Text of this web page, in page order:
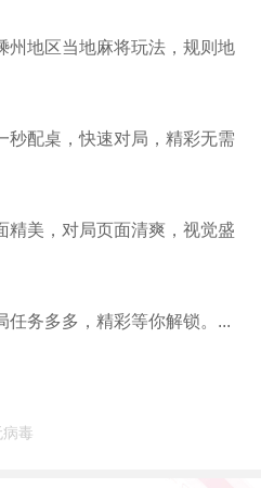
州地区当地麻将玩法，规则地
秒配桌，快速对局，精彩无需
精美，对局页面清爽，视觉盛
任务多多，精彩等你解锁。...
病毒